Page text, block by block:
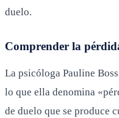
duelo.
Comprender la
La psicóloga Pauline
lo que ella denomina
de duelo que se produce